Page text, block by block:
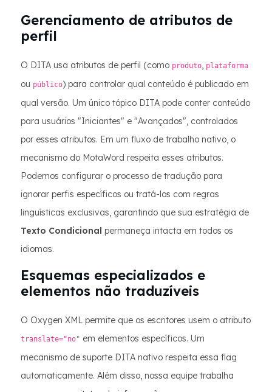
Gerenciamento de atributos de
perfil
O DITA usa atributos de perfil (como produto, plataforma
ou público) para controlar qual conteúdo é publicado em
qual versão. Um único tópico DITA pode conter conteúdo
para usuários "Iniciantes" e "Avançados", controlados
por esses atributos. Em um fluxo de trabalho nativo, o
mecanismo do MotaWord respeita esses atributos.
Podemos configurar o processo de tradução para
ignorar perfis específicos ou tratá-los com regras
linguísticas exclusivas, garantindo que sua estratégia de
Texto Condicional permaneça intacta em todos os
idiomas.
Esquemas especializados e
elementos não traduzíveis
O Oxygen XML permite que os escritores usem o atributo
translate="no" em elementos específicos. Um
mecanismo de suporte DITA nativo respeita essa flag
automaticamente. Além disso, nossa equipe trabalha